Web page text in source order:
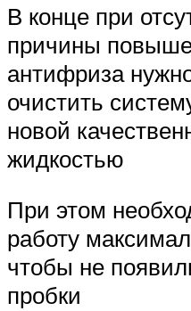
В конце при
причины
антифриза
очистить
новой
жидкостью
При этом
работу
чтобы не
пробки